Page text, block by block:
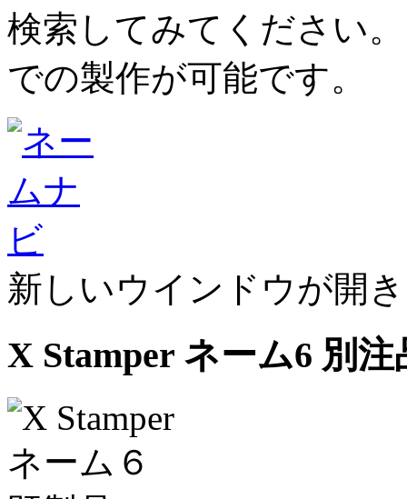
検索してみてください
での製作が可能です。
新しいウインドウが開
X Stamper ネーム6 別注